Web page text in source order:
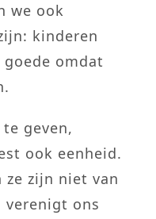
we ook
kinderen
omdat
geven,
ook eenheid.
ze zijn niet van
verenigt ons